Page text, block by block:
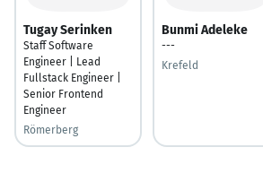
Tugay Serinken
Staff Software
Engineer | Lead
Fullstack Engineer |
Senior Frontend
Engineer
Römerberg
Bunmi Adeleke
---
Krefeld